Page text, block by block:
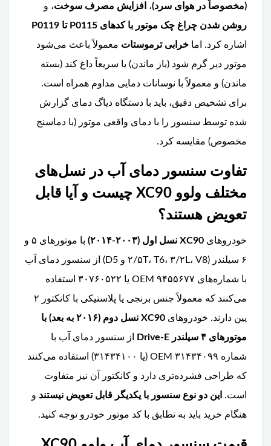
(مخصوصاً در هوای سرد)، افزایش مصرف سوخت، و
روشن شدن چراغ چک موتور با کدهای P0115 تا P0119
اشاره کرد. اما خرابی ترموستات معمولاً باعث می‌شود
موتور دیر گرم شود (باز ماندن) یا سریعاً داغ کند (بسته
ماندن) و معمولاً با نوسانات دمایی مداوم همراه است.
برای تشخیص دقیق، باید با دستگاه دیاگ دمای گزارش
شده توسط سنسور را با دمای واقعی موتور (با دماسنج
مخصوص) مقایسه کرد.
تفاوت سنسور دمای آب در نسل‌های
مختلف ولوو XC90 چیست و آیا قابل
تعویض هستند؟
خودروهای XC90 نسل اول (۲۰۰۳-۲۰۱۴)
با موتورهای ۵ و
۶ سیلندر (۲/۵T، T6، ۳/۲L، V8 و D5) از سنسور دمای آب
با شماره‌های OEM ۹۴۵۵۶۷۷ یا ۳۰۷۶۰۵۲۲ استفاده
می‌کنند که معمولاً جنس برنجی یا پلاستیکی با کانکتور ۲
پین دارند. خودروهای
XC90 نسل دوم (۲۰۱۶ به بعد) با
موتورهای ۴ سیلندر Drive-E
از سنسور دمای آب با
شماره OEM ۳۱۴۳۴۰۹۹ (یا ۳۱۴۳۴۱۰۰) استفاده می‌کنند
که طراحی فشرده‌تری دارد و کانکتور آن نیز متفاوت
است. این دو نوع سنسور با یکدیگر قابل تعویض نیستند و
هنگام خرید باید به تطابق با کد موتور خودرو توجه کنید.